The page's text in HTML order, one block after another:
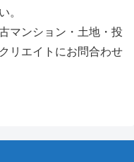
。
マンション・土地・投
リエイトにお問合わせ